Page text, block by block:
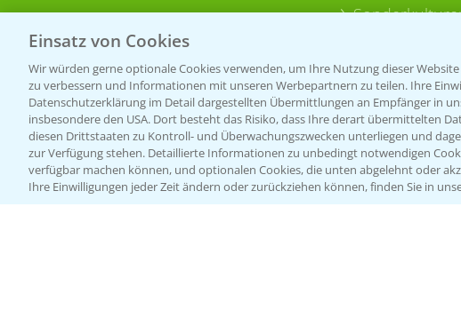
Einsatz von Cookies
Wir würden gerne optionale Cookies verwenden, um Ihre Nutzung dieser
zu verbessern und Informationen mit unseren Werbepartnern zu teilen. Ihre
Datenschutzerklärung im Detail dargestellten Übermittlungen an Empfänger in
insbesondere den USA. Dort besteht das Risiko, dass Ihre derart übermittelten
diesen Drittstaaten zu Kontroll- und Überwachungszwecken unterliegen und
zur Verfügung stehen. Detaillierte Informationen zu unbedingt notwendigen
verfügbar machen können, und optionalen Cookies, die unten abgelehnt oder
Ihre Einwilligungen jeder Zeit ändern oder zurückziehen können, finden Sie in